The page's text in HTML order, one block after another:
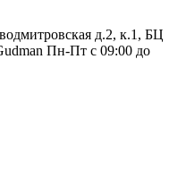
д.2, к.1, БЦ
Пн-Пт с 09:00 до